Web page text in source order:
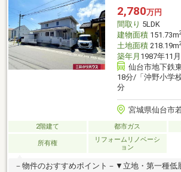
希望の住まい探しをお手伝いします ━━━━━
細・ご相談はお気軽にお問い合わせください。
2,780万円
間取り 5LDK
建物面積151.73m
土地面積218.19m
築年月 1987年11
仙台市地下鉄
18分/「沖野小学
分
宮城県仙台市
2階建て 都市ガス
所有権
リフォームリノベーシ
ョン
－物件のおすすめポイント－▼立地・第一種低